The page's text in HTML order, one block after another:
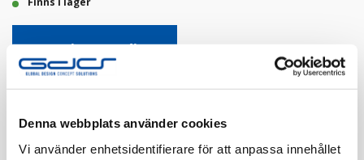
Denna webbplats använder cookies
Vi använder enhetsidentifierare för att anpassa innehållet
Registrera dig